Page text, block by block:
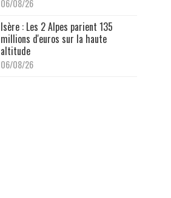
06/08/26
Isère : Les 2 Alpes parient 135
millions d'euros sur la haute
altitude
06/08/26